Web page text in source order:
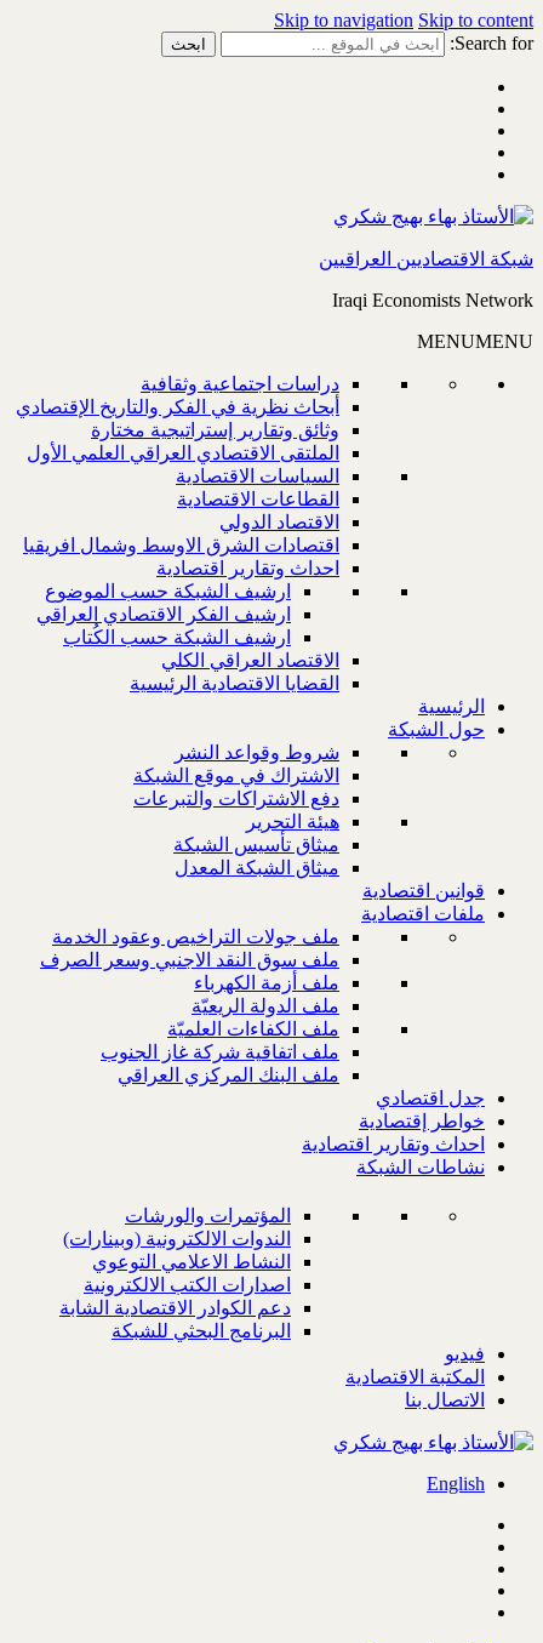
Skip to navigation Skip to content
Search for:
شبكة الاقتصاديين العراقيين
Iraqi Economists Network
MENUMENU
دراسات اجتماعية وثقافية
أبحاث نظرية في الفكر والتاريخ الإقتصادي
وثائق وتقارير إستراتيجية مختارة
الملتقى الاقتصادي العراقي العلمي الأول
السياسات الاقتصادية
القطاعات الاقتصادية
الاقتصاد الدولي
اقتصادات الشرق الاوسط وشمال افريقيا
احداث وتقارير اقتصادية
ارشيف الشبكة حسب الموضوع
ارشيف الفكر الاقتصادي العراقي
ارشيف الشبكة حسب الكُتاب
الاقتصاد العراقي الكلي
القضايا الاقتصادية الرئيسية
الرئيسية
حول الشبكة
شروط وقواعد النشر
الاشتراك في موقع الشبكة
دفع الاشتراكات والتبرعات
هيئة التحرير
ميثاق تأسيس الشبكة
ميثاق الشبكة المعدل
قوانين اقتصادية
ملفات اقتصادية
ملف جولات التراخيص وعقود الخدمة
ملف سوق النقد الاجنبي وسعر الصرف
ملف أزمة الكهرباء
ملف الدولة الريعيّة
ملف الكفاءات العلميّة
ملف اتفاقية شركة غاز الجنوب
ملف البنك المركزي العراقي
جدل اقتصادي
خواطر إقتصادية
احداث وتقارير اقتصادية
نشاطات الشبكة
المؤتمرات والورشات
الندوات الالكترونية (وبينارات)
النشاط الاعلامي التوعوي
اصدارات الكتب الالكترونية
دعم الكوادر الاقتصادية الشابة
البرنامج البحثي للشبكة
فيديو
المكتبة الاقتصادية
الاتصال بنا
English